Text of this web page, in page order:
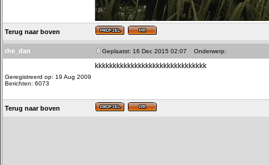
Terug naar boven
the_dan Geplaatst: 16 Dec 2015 02:07 Onderwerp:
Geregistreerd op: 19 Aug 2009
Berichten: 6073
kkkkkkkkkkkkkkkkkkkkkkkkkkkkkkk
Terug naar boven